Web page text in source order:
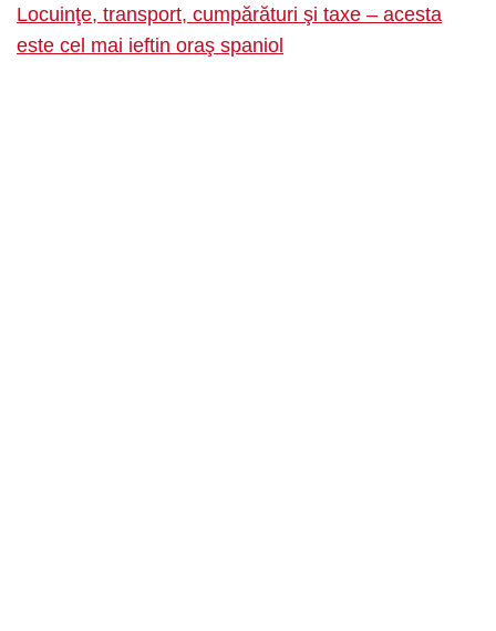
Locuinţe, transport, cumpărături şi taxe – acesta
este cel mai ieftin oraş spaniol